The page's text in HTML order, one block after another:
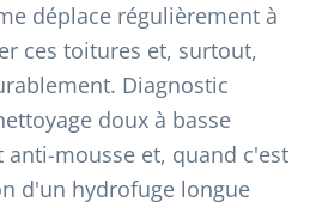
déplace régulièrement à
ces toitures et, surtout,
Diagnostic
doux à basse
mousse et, quand c'est
d'un hydrofuge longue